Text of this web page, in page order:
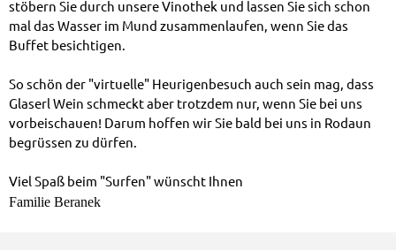
stöbern Sie durch unsere Vinothek und lassen Sie sich schon
mal das Wasser im Mund zusammenlaufen, wenn Sie das
Buffet besichtigen.
So schön der "virtuelle" Heurigenbesuch auch sein mag, dass
Glaserl Wein schmeckt aber trotzdem nur, wenn Sie bei uns
vorbeischauen! Darum hoffen wir Sie bald bei uns in Rodaun
begrüssen zu dürfen.
Viel Spaß beim "Surfen" wünscht Ihnen
Familie Beranek